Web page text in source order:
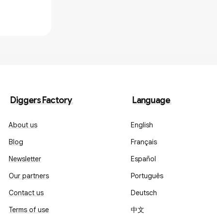
Diggers Factory
About us
Blog
Newsletter
Our partners
Contact us
Terms of use
Language
English
Français
Español
Português
Deutsch
中文